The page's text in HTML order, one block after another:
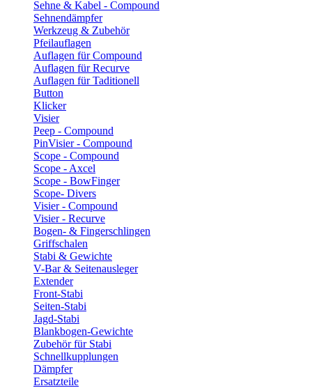
Sehne & Kabel - Compound
Sehnendämpfer
Werkzeug & Zubehör
Pfeilauflagen
Auflagen für Compound
Auflagen für Recurve
Auflagen für Taditionell
Button
Klicker
Visier
Peep - Compound
PinVisier - Compound
Scope - Compound
Scope - Axcel
Scope - BowFinger
Scope- Divers
Visier - Compound
Visier - Recurve
Bogen- & Fingerschlingen
Griffschalen
Stabi & Gewichte
V-Bar & Seitenausleger
Extender
Front-Stabi
Seiten-Stabi
Jagd-Stabi
Blankbogen-Gewichte
Zubehör für Stabi
Schnellkupplungen
Dämpfer
Ersatzteile